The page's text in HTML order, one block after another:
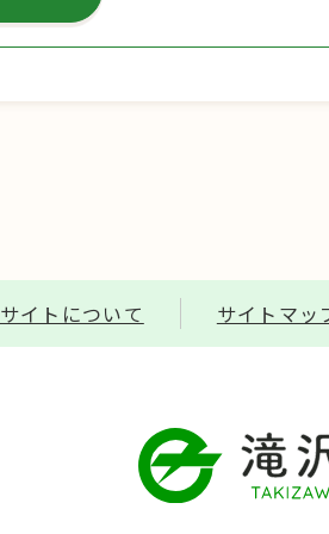
イトについて サイトマッ